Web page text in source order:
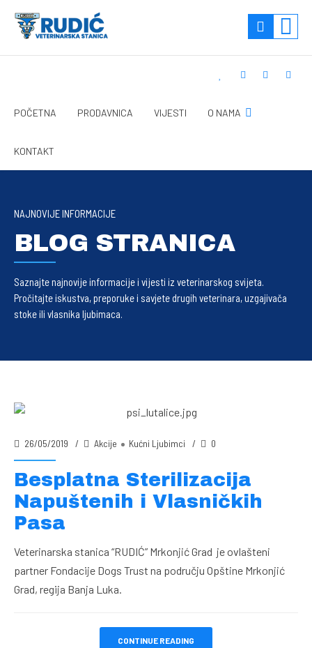
POČETNA PRODAVNICA VIJESTI O NAMA
KONTAKT
NAJNOVIJE INFORMACIJE
BLOG STRANICA
Saznajte najnovije informacije i vijesti iz veterinarskog svijeta.
Pročitajte iskustva, preporuke i savjete drugih veterinara, uzgajivača
stoke ili vlasnika ljubimaca.
26/05/2019 Akcije Kućni Ljubimci 0
Besplatna Sterilizacija
Napuštenih i Vlasničkih
Pasa
Veterinarska stanica “RUDIĆ” Mrkonjić Grad je ovlašteni
partner Fondacije Dogs Trust na području Opštine Mrkonjić
Grad, regija Banja Luka.
CONTINUE READING